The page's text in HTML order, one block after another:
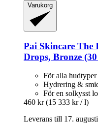
Varukorg
Pai Skincare The
Drops, Bronze
För alla hudtyper
Hydrering &
För en solkysst
460 kr (15 333 kr / l)
Leverans till 17. augusti